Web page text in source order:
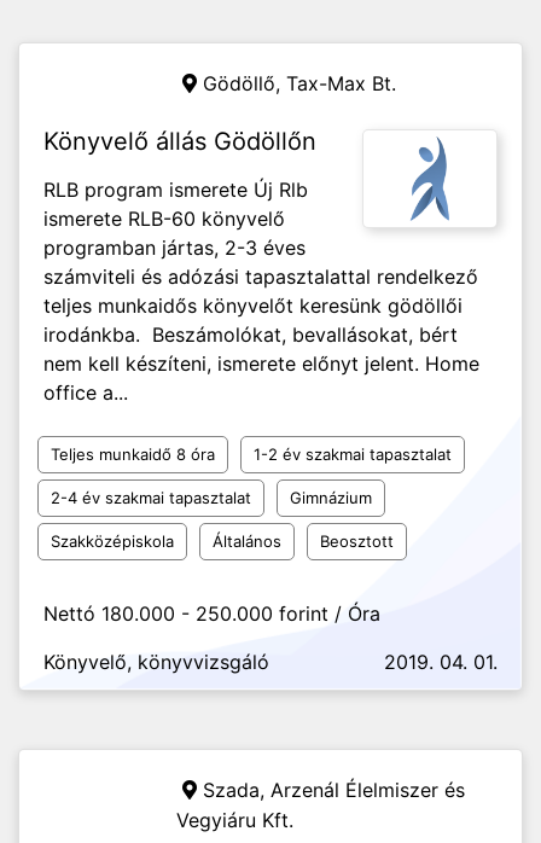
Gödöllő, Tax-Max Bt.
Könyvelő állás Gödöllőn
RLB program ismerete Új Rlb
ismerete RLB-60 könyvelő
programban jártas, 2-3 éves
számviteli és adózási tapasztalattal rendelkező
teljes munkaidős könyvelőt keresünk gödöllői
irodánkba. Beszámolókat, bevallásokat, bért
nem kell készíteni, ismerete előnyt jelent. Home
office a...
Teljes munkaidő 8 óra 1-2 év szakmai tapasztalat
2-4 év szakmai tapasztalat Gimnázium
Szakközépiskola Általános Beosztott
Nettó 180.000 - 250.000 forint / Óra
Könyvelő, könyvvizsgáló
2019. 04. 01.
Szada, Arzenál Élelmiszer és
Vegyiáru Kft.